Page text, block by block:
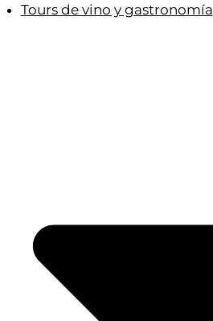
Tours de vino y gastronomía